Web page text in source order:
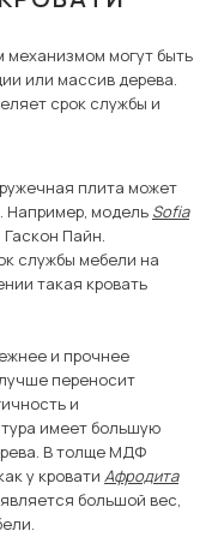
механизмом могут быть
или массив дерева.
срок службы и
плита может
Например, модель Sofia
Пайн.
службы мебели на
такая кровать
и прочнее
переносит
и
имеет большую
В толще МДФ
у кровати Афродита
большой вес,